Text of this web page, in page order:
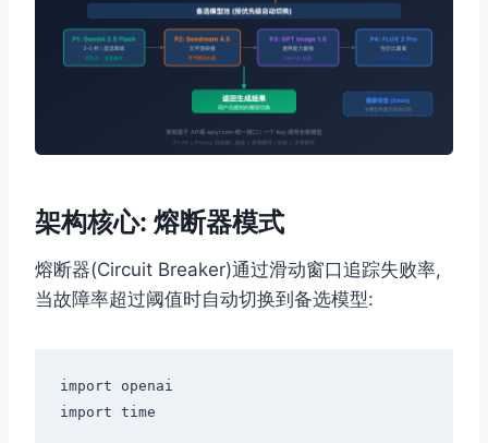
架构核心: 熔断器模式
熔断器(Circuit Breaker)通过滑动窗口追踪失败率,
当故障率超过阈值时自动切换到备选模型:
import openai
import time